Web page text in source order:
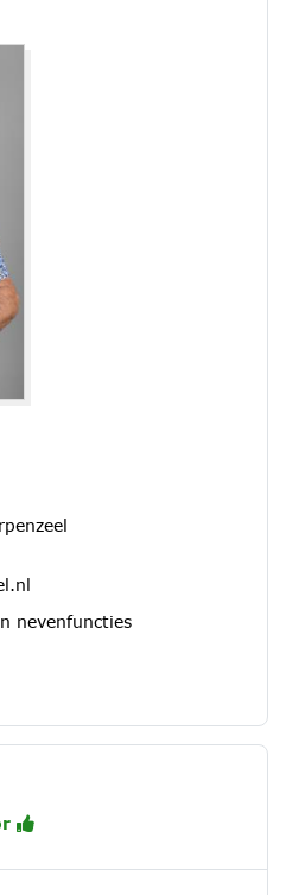
nevenfuncties